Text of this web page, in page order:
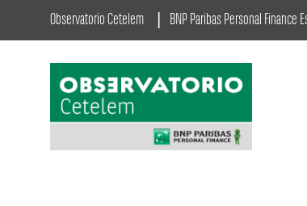
Observatorio Cetelem BNP Paribas Personal Finance